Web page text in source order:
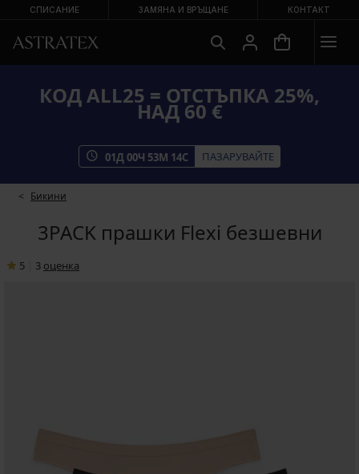
СПИСАНИЕ ЗАМЯНА И ВРЪЩАНЕ КОНТАКТ
КОД ALL25 = ОТСТЪПКА 25%,
НАД 60 €
01Д00Ч 53М 13С ПАЗАРУВАЙТЕ
Бикини
3PACK прашки Flexi безшевни
5 3 oценка